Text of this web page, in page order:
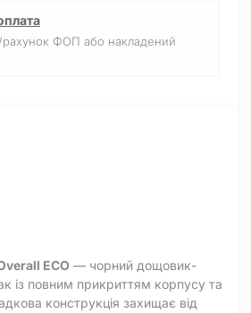
рахунок ФОП або накладений
ECO — чорний дощовик-
із повним прикриттям корпусу та
конструкція захищає від